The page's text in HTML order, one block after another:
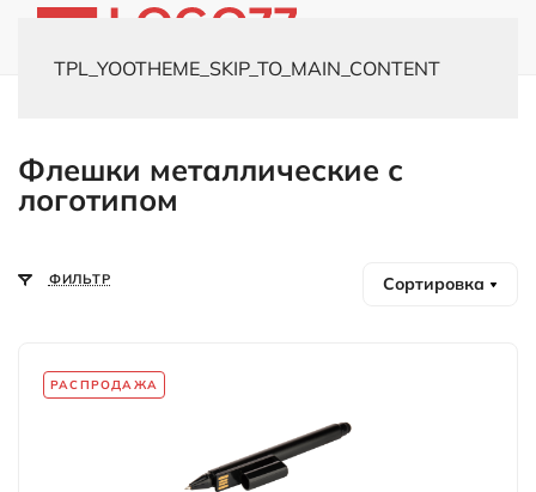
TPL_YOOTHEME_SKIP_TO_MAIN_CONTENT
Флешки металлические с
логотипом
ФИЛЬТР Сортировка
РАСПРОДАЖА